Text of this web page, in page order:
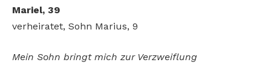
Mariel, 39
verheiratet, Sohn Marius, 9
Mein Sohn bringt mich zur Verzweiflung